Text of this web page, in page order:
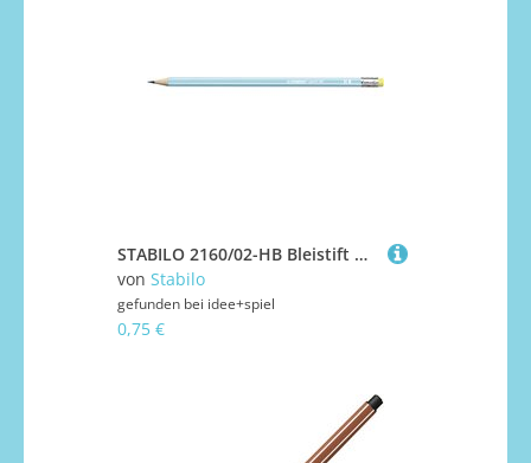
STABILO 2160/02-HB Bleistift mit Radiergummi - STABILO pencil 160 in blau - Einzelstift - Härtegrad HB
von Stabilo
gefunden bei idee+spiel
0,75 €